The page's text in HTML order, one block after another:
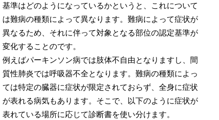
基準はどのようになっているかというと、これについて
は難病の種類によって異なります。難病によって症状が
異なるため、それに伴って対象となる部位の認定基準が
変化することのです。
例えばパーキンソン病では肢体不自由となりますし、間
質性肺炎では呼吸器不全となります。難病の種類によっ
ては特定の臓器に症状が限定されておらず、全身に症状
が表れる病気もあります。そこで、以下のように症状が
表れている場所に応じて診断書を使い分けます。